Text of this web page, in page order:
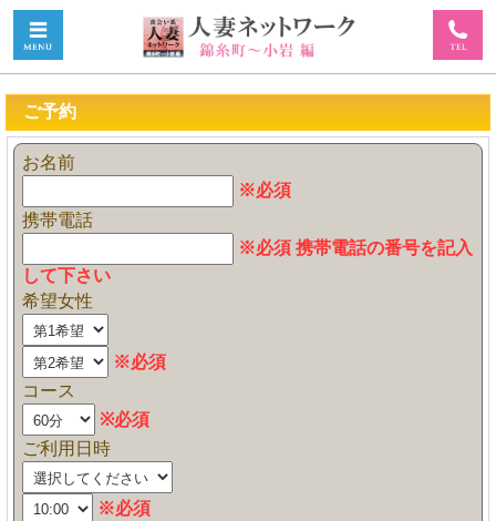
ご予約
お名前
※必須
携帯電話
※必須 携帯電話の番号を記入
して下さい
希望女性
※必須
コース
※必須
ご利用日時
※必須